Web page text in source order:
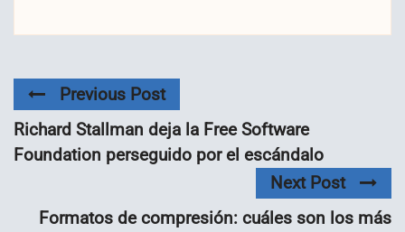
Previous Post
Richard Stallman deja la Free Software
Foundation perseguido por el escándalo
Next Post
Formatos de compresión: cuáles son los más